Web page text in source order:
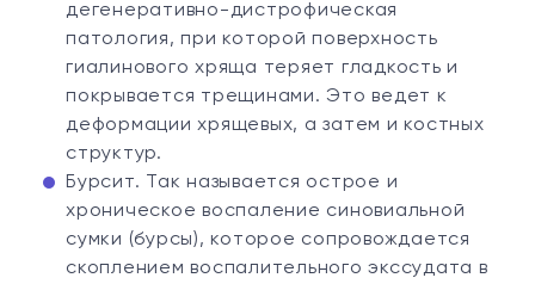
дегенеративно-дистрофическая
патология, при которой поверхность
гиалинового хряща теряет гладкость и
покрывается трещинами. Это ведет к
деформации хрящевых, а затем и костных
структур.
Бурсит. Так называется острое и
хроническое воспаление синовиальной
сумки (бурсы), которое сопровождается
скоплением воспалительного экссудата в